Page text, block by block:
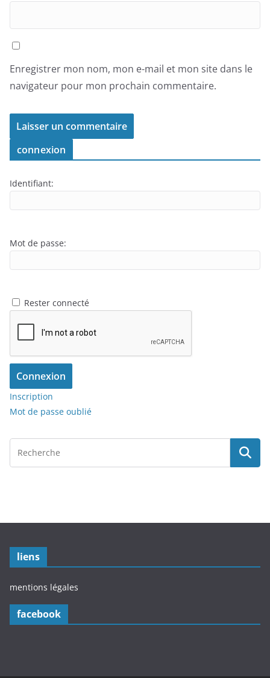
Enregistrer mon nom, mon e-mail et mon site dans le
navigateur pour mon prochain commentaire.
connexion
Identifiant:
Mot de passe:
Rester connecté
Connexion
Inscription
Mot de passe oublié
liens
mentions légales
facebook